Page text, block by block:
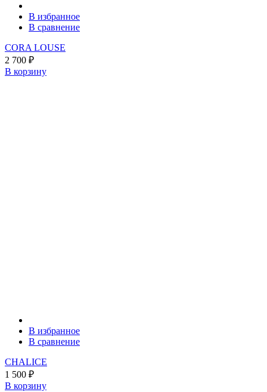
В избранное
В сравнение
CORA LOUSE
2 700 ₽
В корзину
В избранное
В сравнение
CHALICE
1 500 ₽
В корзину